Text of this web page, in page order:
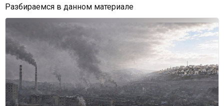
Разбираемся в данном материале